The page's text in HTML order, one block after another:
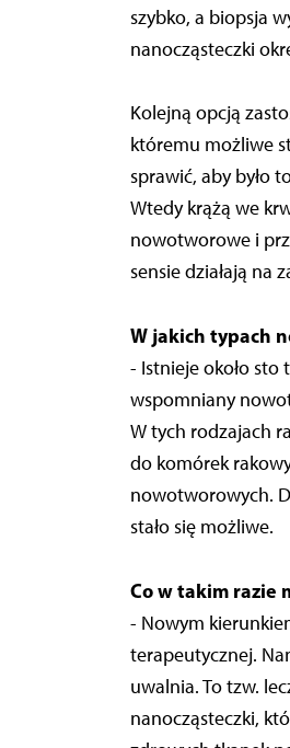
szybko, a biopsja
nanocząsteczki
Kolejną opcją
któremu możliwe
sprawić, aby było
Wtedy krążą we
nowotworowe i
sensie działają na
W jakich typach
- Istnieje około sto
wspomniany
W tych rodzajach
do komórek
nowotworowych.
stało się możliwe.
Co w takim razie
- Nowym
terapeutycznej.
uwalnia. To tzw.
nanocząsteczki,